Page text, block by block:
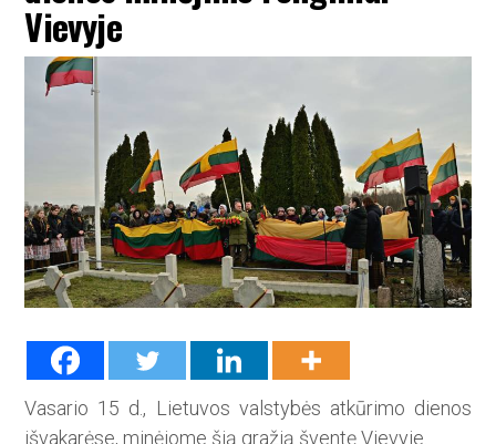
Vievyje
Vasario 15 d., Lietuvos valstybės atkūrimo dienos
išvakarėse, mi­nėjome šią gražią šventę Vievyje.